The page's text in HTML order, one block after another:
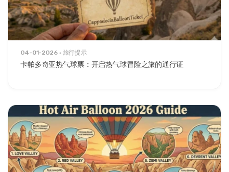
04-01-2026 旅行提示
卡帕多奇亚热气球票：开启热气球冒险之旅的通行证